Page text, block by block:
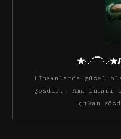
(İnsanlarda güzel
gözdür.. Ama insanı
çıkan